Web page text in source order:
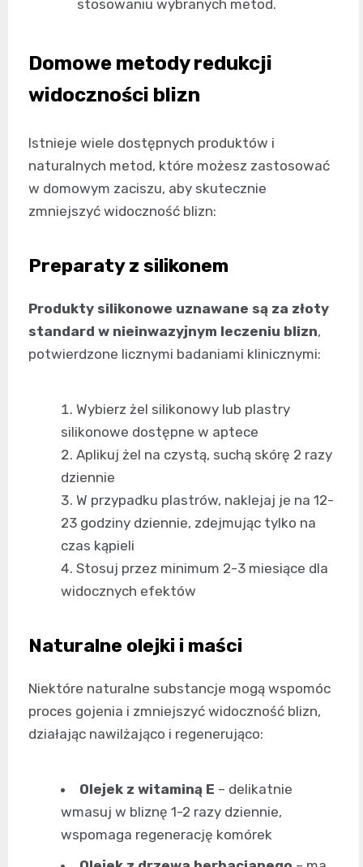
stosowaniu wybranych metod.
Domowe metody redukcji
widoczności blizn
Istnieje wiele dostępnych produktów i
naturalnych metod, które możesz zastosować
w domowym zaciszu, aby skutecznie
zmniejszyć widoczność blizn:
Preparaty z silikonem
Produkty silikonowe uznawane są za złoty
standard w nieinwazyjnym leczeniu blizn,
potwierdzone licznymi badaniami klinicznymi:
Wybierz żel silikonowy lub plastry
silikonowe dostępne w aptece
Aplikuj żel na czystą, suchą skórę 2 razy
dziennie
W przypadku plastrów, naklejaj je na 12-
23 godziny dziennie, zdejmując tylko na
czas kąpieli
Stosuj przez minimum 2-3 miesiące dla
widocznych efektów
Naturalne olejki i maści
Niektóre naturalne substancje mogą wspomóc
proces gojenia i zmniejszyć widoczność blizn,
działając nawilżająco i regenerująco:
Olejek z witaminą E – delikatnie
wmasuj w bliznę 1-2 razy dziennie,
wspomaga regenerację komórek